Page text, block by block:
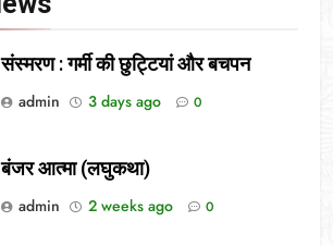
संस्मरण : गर्मी की छुट्टियां और बचपन
admin
3 days ago 0
बंजर आत्मा (लघुकथा)
admin
2 weeks ago 0